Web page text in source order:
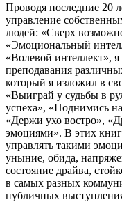
Проводя последние 20
управление
людей: «Сверх
«Эмоциональный
«Волевой интеллект»,
преподавания
который я изложил в
«Выиграй у судьбы в
успеха», «Поднимись
«Держи ухо востро»,
эмоциями». В этих
управлять такими
уныние, обида,
состояние драйва,
в самых разных
публичных